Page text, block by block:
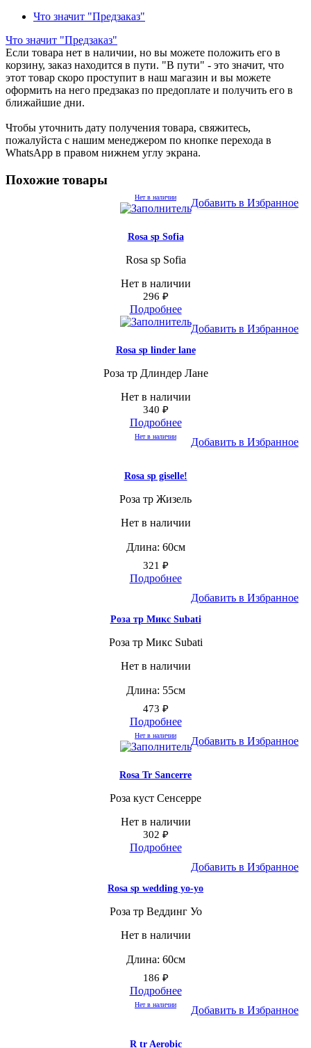
Что значит "Предзаказ"
Что значит "Предзаказ"
Если товара нет в наличии, но вы можете положить его в
корзину, заказ находится в пути. "В пути" - это значит, что
этот товар скоро проступит в наш магазин и вы можете
оформить на него предзаказ по предоплате и получить его в
ближайшие дни.
Чтобы уточнить дату получения товара, свяжитесь,
пожалуйста с нашим менеджером по кнопке перехода в
WhatsApp в правом нижнем углу экрана.
Похожие товары
Нет в наличии Добавить в Избранное
Rosa sp Sofia
Rosa sp Sofia
Нет в наличии
296 ₽
Подробнее
Добавить в Избранное
Rosa sp linder lane
Роза тр Длиндер Лане
Нет в наличии
340 ₽
Подробнее
Нет в наличии Добавить в Избранное
Rosa sp giselle!
Роза тр Жизель
Нет в наличии
Длина: 60см
321 ₽
Подробнее
Добавить в Избранное
Роза тр Микс Subati
Роза тр Микс Subati
Нет в наличии
Длина: 55см
473 ₽
Подробнее
Нет в наличии Добавить в Избранное
Rosa Tr Sancerre
Роза куст Сенсерре
Нет в наличии
302 ₽
Подробнее
Добавить в Избранное
Rosa sp wedding yo-yo
Роза тр Веддинг Уо
Нет в наличии
Длина: 60см
186 ₽
Подробнее
Нет в наличии Добавить в Избранное
R tr Aerobic